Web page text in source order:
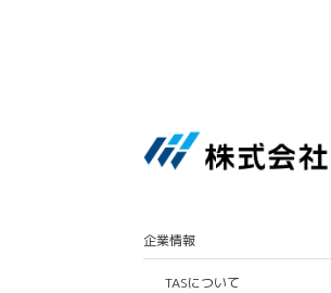
企業情報
TASについて